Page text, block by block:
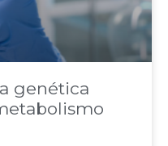
genética